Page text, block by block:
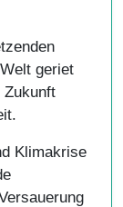
geriet
Zukunft
Klimakrise